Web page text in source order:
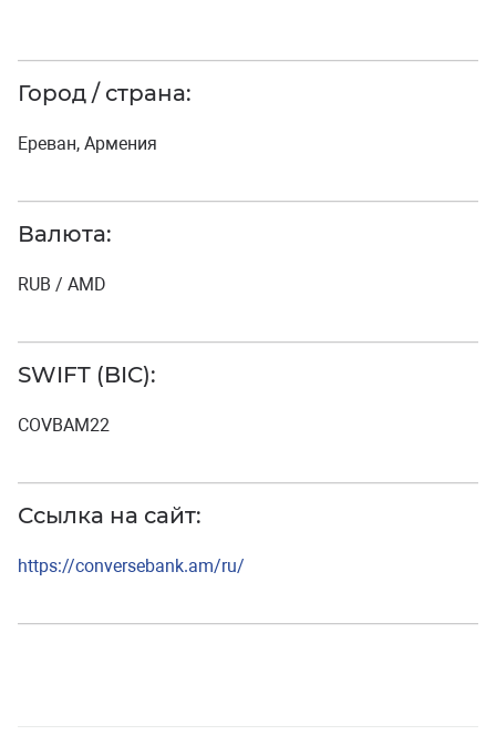
Город / страна:
Ереван, Армения
Валюта:
RUB / AMD
SWIFT (BIC):
COVBAM22
Ссылка на сайт:
https://conversebank.am/ru/